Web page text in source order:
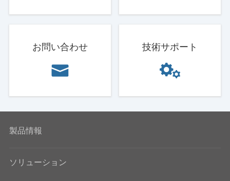
お問い合わせ 技術サポート
製品情報
ソリューション